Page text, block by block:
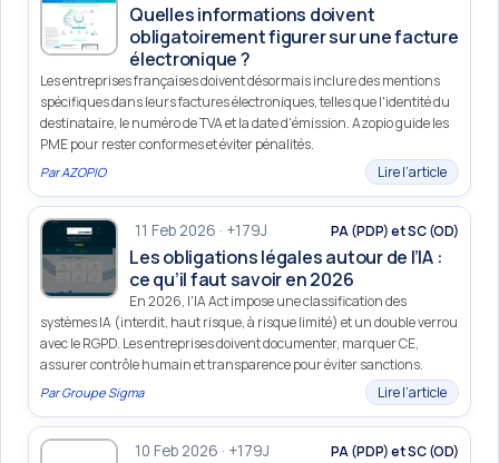
Quelles informations doivent
obligatoirement figurer sur une facture
électronique ?
Les entreprises françaises doivent désormais inclure des mentions
spécifiques dans leurs factures électroniques, telles que l'identité du
destinataire, le numéro de TVA et la date d'émission. Azopio guide les
PME pour rester conformes et éviter pénalités.
ParAZOPIO Lire l’article
11 Feb 2026 · +179J PA (PDP) et SC (OD)
Les obligations légales autour de l’IA :
ce qu’il faut savoir en 2026
En 2026, l'IA Act impose une classification des
systèmes IA (interdit, haut risque, à risque limité) et un double verrou
avec le RGPD. Les entreprises doivent documenter, marquer CE,
assurer contrôle humain et transparence pour éviter sanctions.
ParGroupe Sigma Lire l’article
10 Feb 2026 · +179J PA (PDP) et SC (OD)